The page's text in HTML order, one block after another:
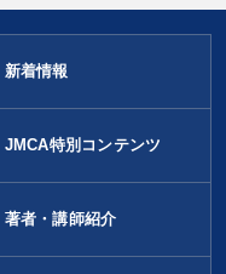
新着情報
JMCA特別コンテンツ
著者・講師紹介